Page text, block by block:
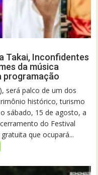
Takai, Inconfidentes
da música
programação
será palco de um dos
histórico, turismo
sábado, 15 de agosto, a
do Festival
que ocupará...